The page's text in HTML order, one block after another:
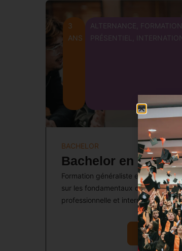
3
ANS
ALTERNANCE
PRÉSENTIEL
BACHELOR
Bachelor en
Formation généraliste en
sur les fondamentaux de la gestion,
professionnelle et internationale.
Voir le